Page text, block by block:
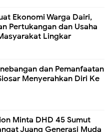
Ekonomi Warga Dairi,
Pertukangan dan Usaha
Lingkar
dan Pemanfaatan
Menyerahkan Diri Ke
Minta DHD 45 Sumut
Juang Generasi Muda